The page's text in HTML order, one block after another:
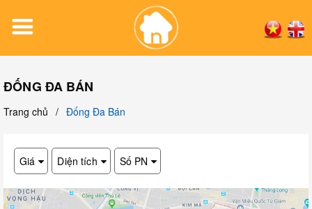
ĐỐNG ĐA BÁN
Trang chủ / Đống Đa Bán
Giá Diện tích Số PN